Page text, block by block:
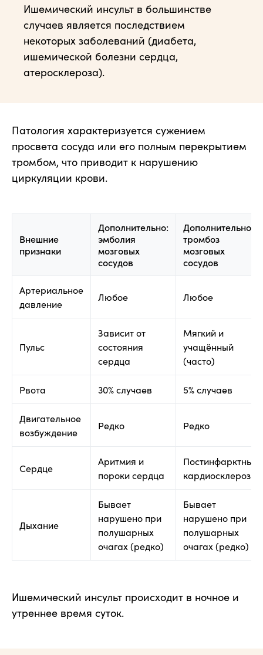
Ишемический инсульт в большинстве
случаев является последствием
некоторых заболеваний (диабета,
ишемической болезни сердца,
атеросклероза).
Патология характеризуется сужением
просвета сосуда или его полным перекрытием
тромбом, что приводит к нарушению
циркуляции крови.
Внешние
признаки
Дополнительно:
эмболия
мозговых
сосудов
Дополнительно:
тромбоз
мозговых
сосудов
Артериальное
давление
Любое Любое
Пульс
Зависит от
состояния
сердца
Мягкий и
учащённый
(часто)
Рвота 30% случаев 5% случаев
Двигательное
возбуждение
Редко Редко
Сердце
Аритмия и
пороки сердца
Постинфарктный
кардиосклероз
Дыхание
Бывает
нарушено при
полушарных
очагах (редко)
Бывает
нарушено при
полушарных
очагах (редко)
Ишемический инсульт происходит в ночное и
утреннее время суток.